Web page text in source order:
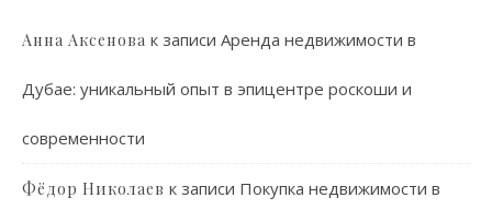
Анна Аксенова к записи Аренда недвижимости в
Дубае: уникальный опыт в эпицентре роскоши и
современности
Фёдор Николаев к записи Покупка недвижимости в